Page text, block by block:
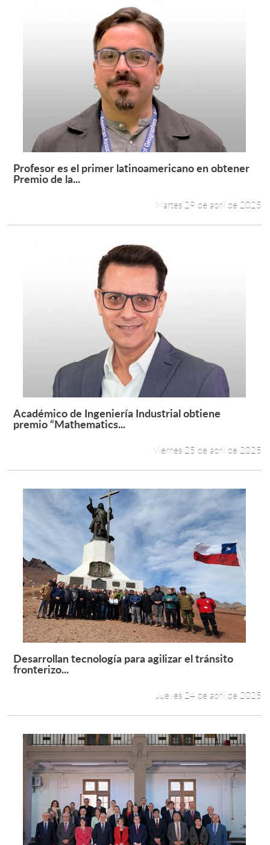
Leer más +
Profesor es el primer latinoamericano en obtener
Premio de la...
Martes 29 de abril de 2025
Leer más +
Académico de Ingeniería Industrial obtiene
premio “Mathematics...
Viernes 25 de abril de 2025
Leer más +
Desarrollan tecnología para agilizar el tránsito
fronterizo...
Jueves 24 de abril de 2025